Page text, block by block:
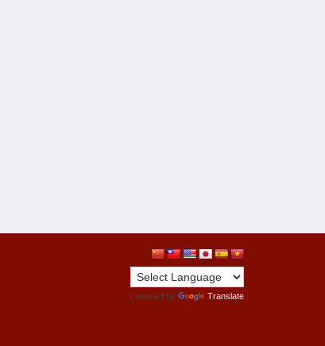
Powered by Translate